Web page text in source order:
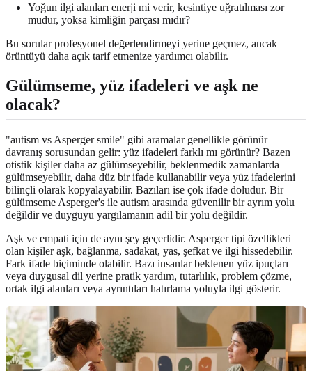
Yoğun ilgi alanları enerji mi verir, kesintiye uğratılması zor
mudur, yoksa kimliğin parçası mıdır?
Bu sorular profesyonel değerlendirmeyi yerine geçmez, ancak
örüntüyü daha açık tarif etmenize yardımcı olabilir.
Gülümseme, yüz ifadeleri ve aşk ne
olacak?
"autism vs Asperger smile" gibi aramalar genellikle görünür
davranış sorusundan gelir: yüz ifadeleri farklı mı görünür? Bazen
otistik kişiler daha az gülümseyebilir, beklenmedik zamanlarda
gülümseyebilir, daha düz bir ifade kullanabilir veya yüz ifadelerini
bilinçli olarak kopyalayabilir. Bazıları ise çok ifade doludur. Bir
gülümseme Asperger's ile autism arasında güvenilir bir ayrım yolu
değildir ve duyguyu yargılamanın adil bir yolu değildir.
Aşk ve empati için de aynı şey geçerlidir. Asperger tipi özellikleri
olan kişiler aşk, bağlanma, sadakat, yas, şefkat ve ilgi hissedebilir.
Fark ifade biçiminde olabilir. Bazı insanlar beklenen yüz ipuçları
veya duygusal dil yerine pratik yardım, tutarlılık, problem çözme,
ortak ilgi alanları veya ayrıntıları hatırlama yoluyla ilgi gösterir.